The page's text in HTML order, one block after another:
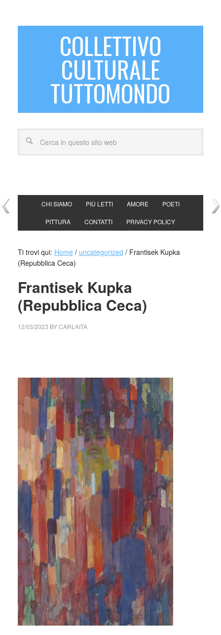
COLLETTIVO
CULTURALE
TUTTOMONDO
CHI SIAMO PIÙ LETTI AMORE POETI
PITTURA CONTATTI PRIVACY POLICY
Ti trovi qui: Home / uncategorized /Frantisek Kupka
(Repubblica Ceca)
Frantisek Kupka
(Repubblica Ceca)
12/03/2023 BYCARLAITA